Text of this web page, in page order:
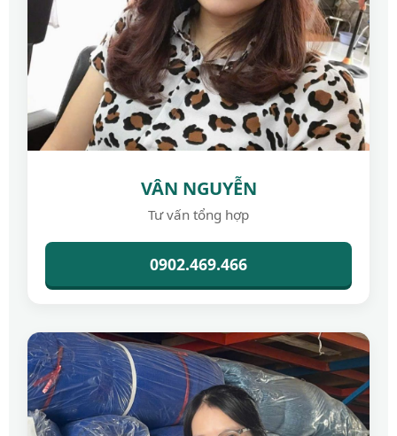
VÂN NGUYỄN
Tư vấn tổng hợp
0902.469.466